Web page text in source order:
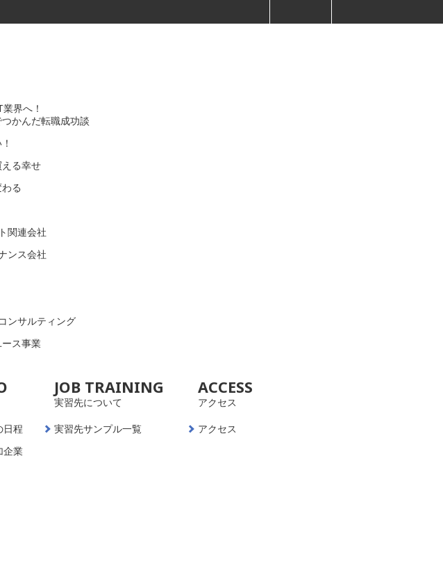
界へ！
かんだ転職成功談
る幸せ
る
関連会社
ンス会社
ンサルティング
ス事業
日程
企業
JOB TRAINING
実習先について
実習先サンプル一覧
ACCESS
アクセス
アクセス